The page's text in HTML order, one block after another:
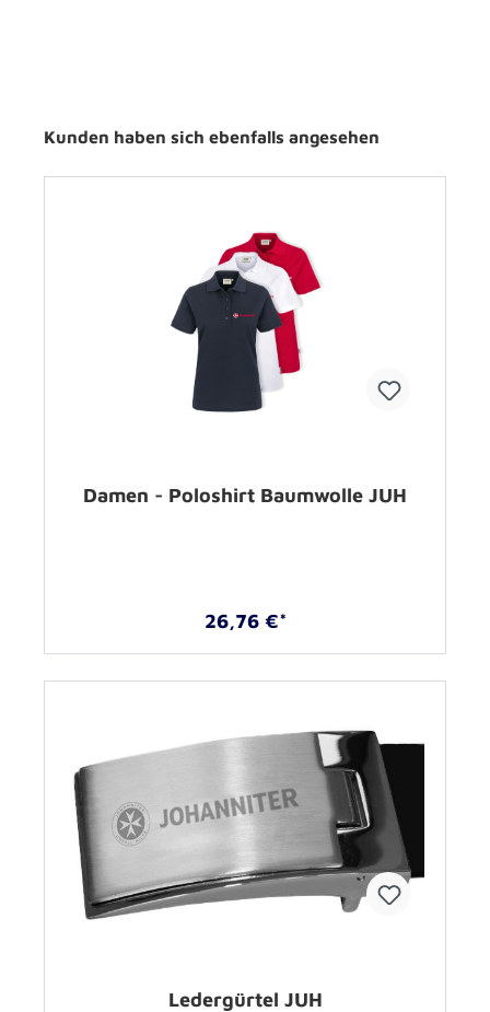
Kunden haben sich ebenfalls angesehen
Damen - Poloshirt Baumwolle JUH
26,76 €*
Ledergürtel JUH